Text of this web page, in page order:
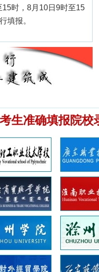
时，8月10日9时至15
填报。
生准确填报院校